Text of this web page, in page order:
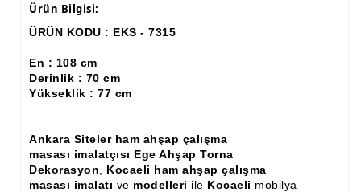
Ham Ahşap Saksılık Çiçeklik İmalatı, Modelleri
Ham Ahşap Çalışma Masası İmalatı, Modelleri
Ham Ahşap Komodin İmalatı, Modelleri
Ham Ahşap Boy Aynası İmalatı, Modelleri
Ürün Bilgisi:
ÜRÜN KODU : EKS - 7315
En : 108 cm
Derinlik : 70 cm
Yükseklik : 77 cm
Ankara Siteler ham ahşap çalışma
masası imalatçısı Ege Ahşap Torna
Dekorasyon
Kocaeli ham ahşap çalışma
masası imalatı ve modelleri ile Kocaeli mobilya